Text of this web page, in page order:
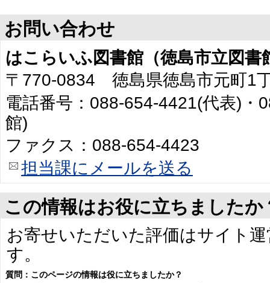
お問い合わせ
はこらいふ図書館（徳島市立図書
〒770-0834 徳島県徳島市元町1
電話番号：088-654-4421(代表)・
館)
ファクス：088-654-4423
担当課にメールを送る
この情報はお役に立ちましたか
お寄せいただいた評価はサイト
す。
質問：このページの情報は役に立ちましたか？